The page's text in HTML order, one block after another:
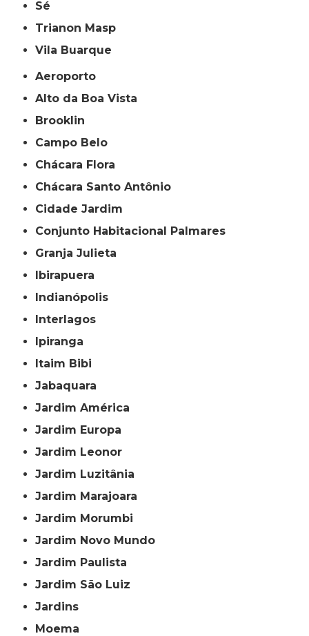
Sé
Trianon Masp
Vila Buarque
Aeroporto
Alto da Boa Vista
Brooklin
Campo Belo
Chácara Flora
Chácara Santo Antônio
Cidade Jardim
Conjunto Habitacional Palmares
Granja Julieta
Ibirapuera
Indianópolis
Interlagos
Ipiranga
Itaim Bibi
Jabaquara
Jardim América
Jardim Europa
Jardim Leonor
Jardim Luzitânia
Jardim Marajoara
Jardim Morumbi
Jardim Novo Mundo
Jardim Paulista
Jardim São Luiz
Jardins
Moema